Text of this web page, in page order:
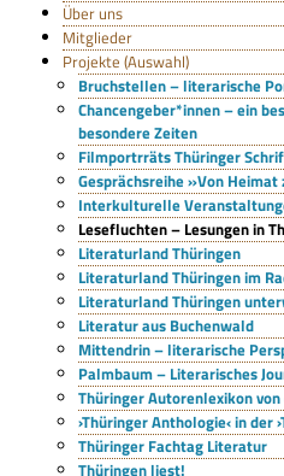
Über uns
Mitglieder
Projekte (Auswahl)
Bruchstellen – literarische
Chancengeber*innen – ein
besondere Zeiten
Filmportrräts Thüringer
Gesprächsreihe »Von
Interkulturelle
Lesefluchten – Lesungen in
Literaturland Thüringen
Literaturland Thüringen im
Literaturland Thüringen
Literatur aus Buchenwald
Mittendrin – literarische
Palmbaum – Literarisches
Thüringer Autorenlexikon
›Thüringer Anthologie‹ in der
Thüringer Fachtag Literatur
Thüringen liest!